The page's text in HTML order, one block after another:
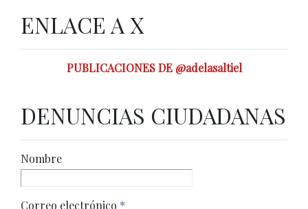
ENLACE A X
PUBLICACIONES DE @adelasaltiel
DENUNCIAS CIUDADANAS
Nombre
Correo electrónico *